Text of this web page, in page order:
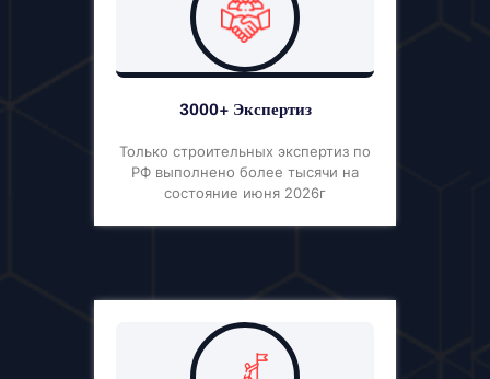
3000+ Экспертиз
Только строительных экспертиз по
РФ выполнено более тысячи на
состояние июня 2026г